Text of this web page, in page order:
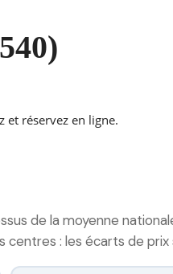
et réservez en ligne.
de la moyenne
centres : les écarts de